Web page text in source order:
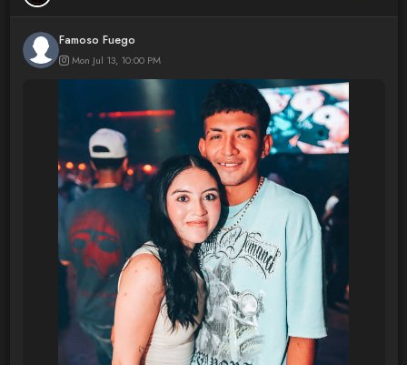
Famoso Fuego
Mon Jul 13, 10:00 PM